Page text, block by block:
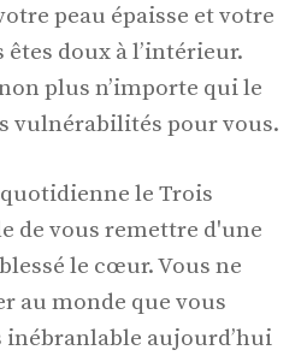
peau épaisse et votre
doux à l’intérieur.
plus n’importe qui le
vulnérabilités pour vous.
le Trois
de vous remettre d'une
le cœur. Vous ne
au monde que vous
inébranlable aujourd’hui